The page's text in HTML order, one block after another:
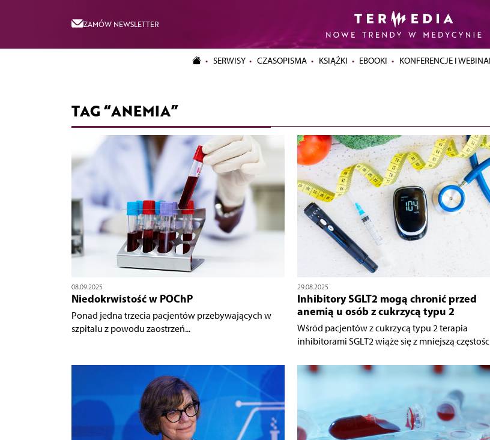
ZAMÓW NEWSLETTER
SERWISY CZASOPISMA KSIĄŻKI EBOOKI KONFERENCJE I
TAG “ANEMIA”
08.09.2025
Niedokrwistość w POChP
Ponad jedna trzecia pacjentów przebywających w
szpitalu z powodu zaostrzeń...
29.08.2025
Inhibitory SGLT2 mogą chronić przed
anemią u osób z cukrzycą typu 2
Wśród pacjentów z cukrzycą typu 2 terapia
inhibitorami SGLT2 wiąże się z mniejszą